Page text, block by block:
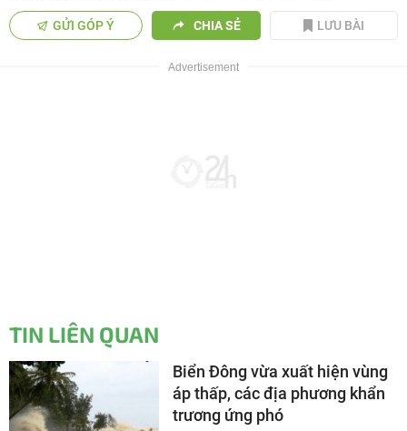
GỬI GÓP Ý CHIA SẺ LƯU BÀI
TIN LIÊN QUAN
Biển Đông vừa xuất hiện vùng
áp thấp, các địa phương khẩn
trương ứng phó